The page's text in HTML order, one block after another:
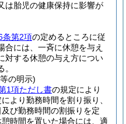
は胎児の健康保持に影響が
条第2項の定めるところに従
合には、一斉に休憩を与え
対する休憩の与え方につい
の明示)
1項ただし書の規定により
より勤務時間を割り振り、
び勤務時間の割振りを定
時間を置いた場合には、適